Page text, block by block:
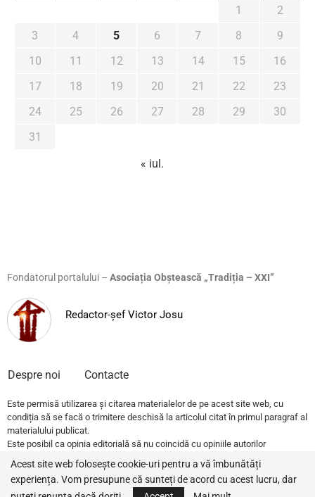
1
2
3
4 5 6 7 8
9
10
11 12 13 14 15
16
17
18 19 20 21 22
23
24
25 26 27 28 29
30
31
« iul.
Fondatorul portalului – Asociația Obștească „Tradiția – XXI”
Redactor-șef Victor Josu
Despre noi Contacte
Este permisă utilizarea și citarea materialelor de pe acest site web, cu
condiția să se facă o trimitere deschisă la articolul citat în primul paragraf al
materialului publicat.
Este posibil ca opinia editorială să nu coincidă cu opiniile autorilor
publicațiilor.
Acest site web folosește cookie-uri pentru a vă îmbunătăți
experiența. Vom presupune că sunteți de acord cu acest lucru, dar